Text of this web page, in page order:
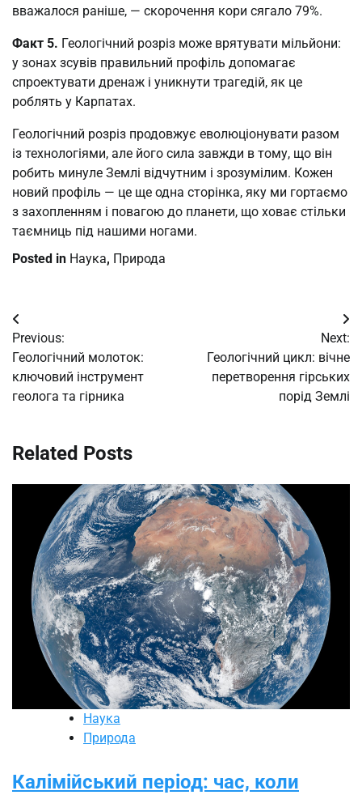
вважалося раніше, — скорочення кори сягало 79%.
Факт 5. Геологічний розріз може врятувати мільйони:
у зонах зсувів правильний профіль допомагає
спроектувати дренаж і уникнути трагедій, як це
роблять у Карпатах.
Геологічний розріз продовжує еволюціонувати разом
із технологіями, але його сила завжди в тому, що він
робить минуле Землі відчутним і зрозумілим. Кожен
новий профіль — це ще одна сторінка, яку ми гортаємо
з захопленням і повагою до планети, що ховає стільки
таємниць під нашими ногами.
Posted in Наука, Природа
Post
navigation
Previous:
Геологічний молоток:
ключовий інструмент
геолога та гірника
Next:
Геологічний цикл: вічне
перетворення гірських
порід Землі
Related Posts
Наука
Природа
Калімійський період: час, коли